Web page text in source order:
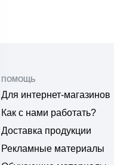
ПОМОЩЬ
Для интернет-магазинов
Как с нами работать?
Доставка продукции
Рекламные материалы